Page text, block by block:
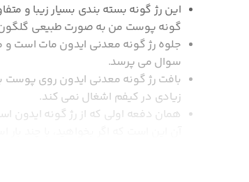
این رژ گونه بسته بندی بسیار زیبا و
گونه پوست من به صورت طبیعی
جلوه رژ گونه معدنی ایدون مات است و
سوال می پرسد.
بافت رژ گونه معدنی ایدون روی پوست
زیادی در کیفم اشغال نمی کند.
همان دفعه اولی که از رژ گونه ایدون